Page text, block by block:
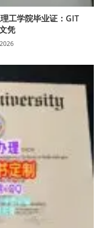
工学院毕业证：GIT
凭